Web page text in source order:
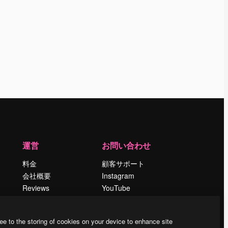
運営
料金
会社概要
Reviews
ブログ
お問い合わせ
顧客サポート
Instagram
YouTube
Discord
to the storing of cookies on your device to enhance site